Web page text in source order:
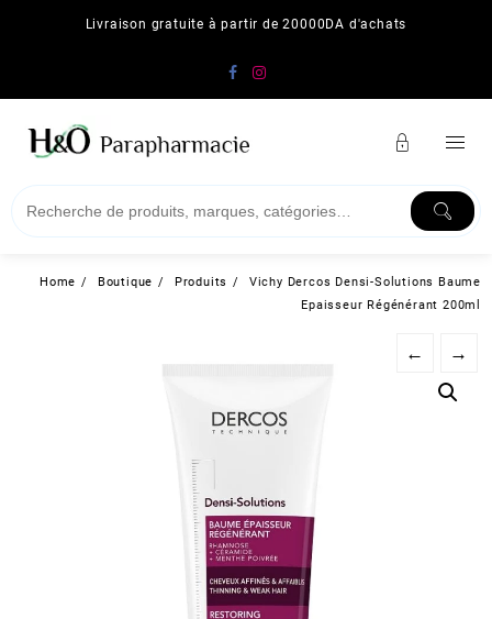
Livraison gratuite à partir de 20000DA d'achats
Home Boutique Produits
Vichy Dercos Densi-Solutions Baume
Epaisseur Régénérant 200ml
← →